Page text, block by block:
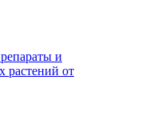
и
растений от